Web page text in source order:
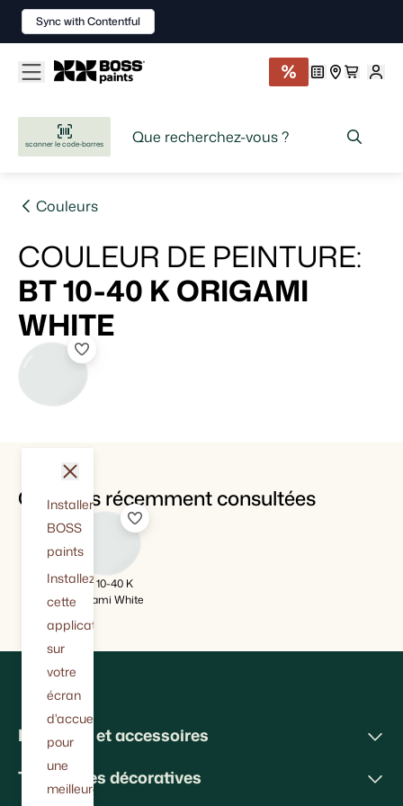
scanner le code-barres
Couleurs
COULEUR DE PEINTURE:
BT 10-40 KORIGAMI
WHITE
Couleurs récemment consultées
BT 10-40 K
Origami White
Peintures et accessoires
Techniques décoratives
Installer
BOSS
paints
Installez
cette
application
sur
votre
écran
d'accueil
pour
une
meilleure
fermer
Sync with Contentful